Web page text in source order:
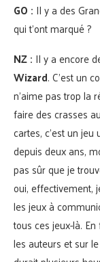
GO : Il y a des
qui t’ont marqué ?
NZ : Il y a encore
Wizard. C’est un
n’aime pas trop la
faire des crasses
cartes, c’est un
depuis deux ans,
pas sûr que je
oui, effectivement,
les jeux à
tous ces jeux-là. En
les auteurs et sur